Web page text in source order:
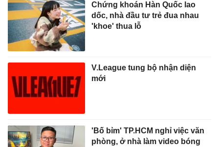
Chứng khoán Hàn Quốc lao
dốc, nhà đầu tư trẻ đua nhau
'khoe' thua lỗ
V.League tung bộ nhận diện
mới
'Bố bỉm' TP.HCM nghỉ việc văn
phòng, ở nhà làm video bóng